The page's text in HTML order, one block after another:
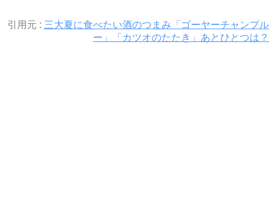
引用元 : 三大夏に食べたい酒のつまみ「ゴーヤーチャンプル
ー」「カツオのたたき」あとひとつは？